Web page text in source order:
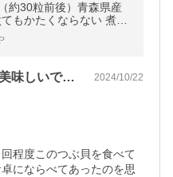
約30粒前後）青森県産
もかたくならない 煮つ
焼きにもどうぞ おでん
貝
ほど良い弾力・柔らかくて美味しいですよ 2024/10/22
程度このつぶ貝を食べて
にならべてあったのを思